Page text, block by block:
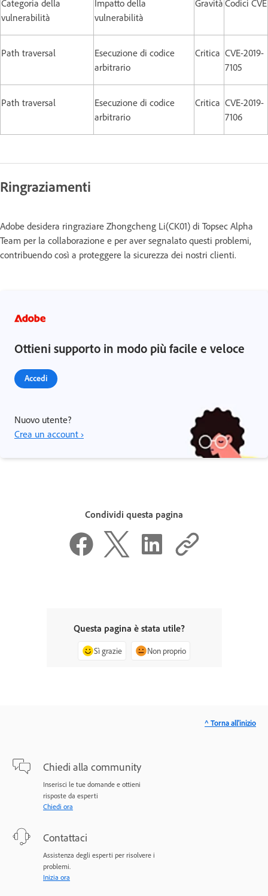
Categoria della
vulnerabilità
Impatto della
vulnerabilità
Gravità Codici CVE
Path traversal
Esecuzione di codice
arbitrario
Critica CVE-2019-
7105
Path traversal
Esecuzione di codice
arbitrario
Critica CVE-2019-
7106
Ringraziamenti
Adobe desidera ringraziare Zhongcheng Li(CK01) di Topsec Alpha
Team per la collaborazione e per aver segnalato questi problemi,
contribuendo così a proteggere la sicurezza dei nostri clienti.
Ottieni supporto in modo più facile e veloce
Accedi
Nuovo utente?
Crea un account ›
Condividi questa pagina
Questa pagina è stata utile?
Sì grazie Non proprio
Chiedi alla community
Inserisci le tue domande e ottieni
risposte da esperti
Chiedi ora
Contattaci
Assistenza degli esperti per risolvere i
problemi.
Inizia ora
^ Torna all'inizio